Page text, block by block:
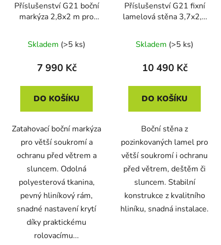
Příslušenství G21 boční
markýza 2,8x2 m pro
Skladem (>5 ks)
7 990 Kč
DO KOŠÍKU
Zatahovací boční markýza
pro větší soukromí a
ochranu před větrem a
sluncem. Odolná
polyesterová tkanina,
pevný hliníkový rám,
snadné nastavení krytí
díky praktickému
rolovacímu...
Příslušenství G21 fixní
lamelová stěna 3,7x2,2
Skladem (>5 ks)
10 490 Kč
DO KOŠÍKU
Boční stěna z
pozinkovaných lamel pro
větší soukromí i ochranu
před větrem, deštěm či
sluncem. Stabilní
konstrukce z kvalitního
hliníku, snadná instalace.